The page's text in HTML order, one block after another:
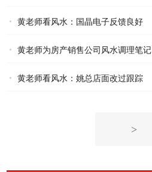
黄老师看风水：国晶电子反馈良好
黄老师为房产销售公司风水调理笔记
黄老师看风水：姚总店面改过跟踪
>